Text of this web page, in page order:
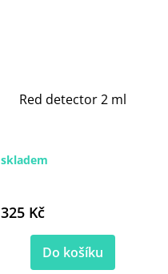
Red detector 2 ml
skladem
325 Kč
Do košíku